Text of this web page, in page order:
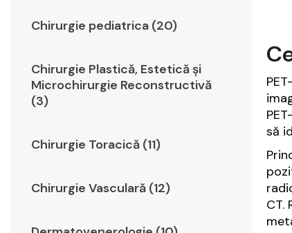
Chirurgie pediatrica (20)
Chirurgie Plastică, Estetică şi
Microchirurgie Reconstructivă
(3)
Chirurgie Toracică (11)
Chirurgie Vasculară (12)
să
CT.